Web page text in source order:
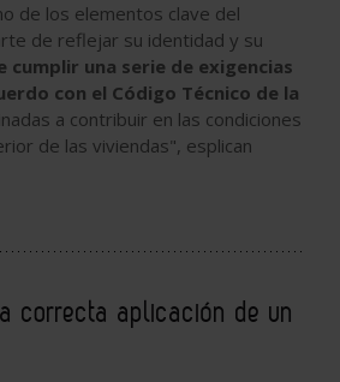
de los elementos clave del
de reflejar su identidad y su
cumplir una serie de exigencias
con el Código Técnico de la
a contribuir en las condiciones
de las viviendas", esplican
correcta aplicación de un